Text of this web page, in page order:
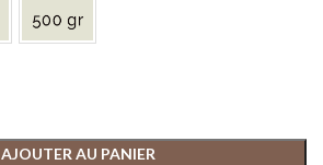
AJOUTER AU PANIER